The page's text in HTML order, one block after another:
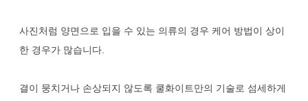
사진처럼 양면으로 입을 수 있는 의류의 경우 케어 방법이 상이
한 경우가 많습니다.
결이 뭉치거나 손상되지 않도록 쿨화이트만의 기술로 섬세하게